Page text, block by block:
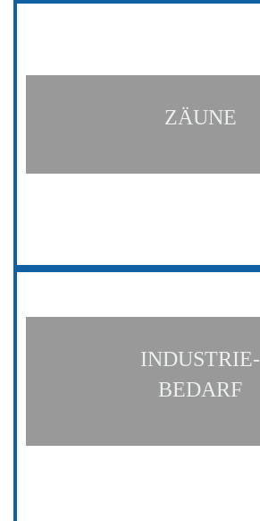
ZÄUNE
INDUSTRIE-
BEDARF